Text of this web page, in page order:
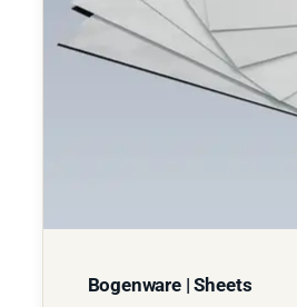
Bogenware | Sheets